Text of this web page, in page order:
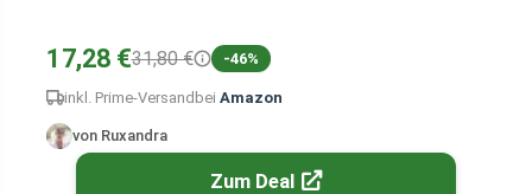
17,28 €31,80 € -46%
inkl. Prime-Versand bei Amazon
von Ruxandra
Zum Deal